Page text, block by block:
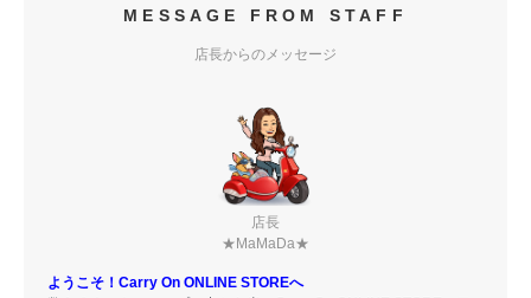
MESSAGE FROM STAFF
店長からのメッセージ
店長
★MaMaDa★
ようこそ！Carry On ONLINE STOREへ